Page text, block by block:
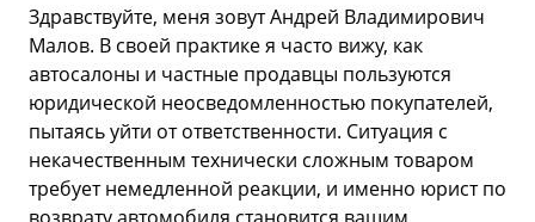
Здравствуйте, меня зовут Андрей Владимирович
Малов. В своей практике я часто вижу, как
автосалоны и частные продавцы пользуются
юридической неосведомленностью покупателей,
пытаясь уйти от ответственности. Ситуация с
некачественным технически сложным товаром
требует немедленной реакции, и именно юрист по